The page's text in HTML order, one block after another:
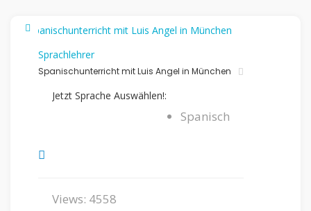
Sprachlehrer
Spanischunterricht mit Luis Angel in München
Jetzt Sprache Auswählen!:
Spanisch
Views: 4558